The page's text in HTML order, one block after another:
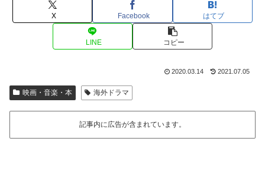
X Facebook はてブ
LINE コピー
2020.03.14 2021.07.05
映画・音楽・本 海外ドラマ
記事内に広告が含まれています。